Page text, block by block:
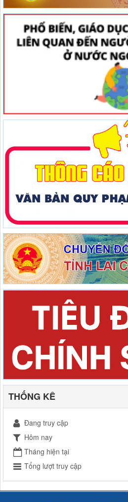
THỐNG KÊ
Đang truy cập
Hôm nay
Tháng hiện tại
Tổng lượt truy cập